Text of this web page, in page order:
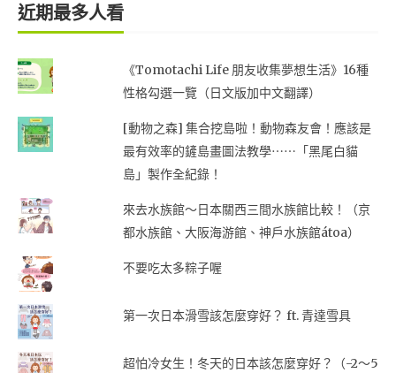
近期最多人看
《Tomotachi Life 朋友收集夢想生活》16種
性格勾選一覽（日文版加中文翻譯）
[動物之森] 集合挖島啦！動物森友會！應該是
最有效率的鏟島畫圖法教學⋯⋯「黑尾白貓
島」製作全紀錄！
來去水族館～日本關西三間水族館比較！（京
都水族館、大阪海游館、神戶水族館átoa）
不要吃太多粽子喔
第一次日本滑雪該怎麼穿好？ ft. 青達雪具
超怕冷女生！冬天的日本該怎麼穿好？（-2～5